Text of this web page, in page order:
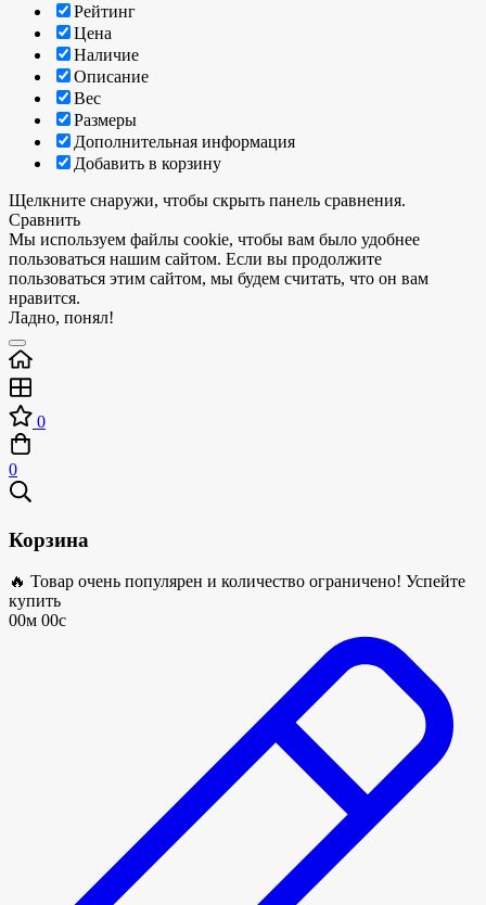
Рейтинг
Цена
Наличие
Описание
Вес
Размеры
Дополнительная информация
Добавить в корзину
Щелкните снаружи, чтобы скрыть панель сравнения.
Сравнить
Мы используем файлы cookie, чтобы вам было удобнее
пользоваться нашим сайтом. Если вы продолжите
пользоваться этим сайтом, мы будем считать, что он вам
нравится.
Ладно, понял!
0
0
Корзина
🔥 Товар очень популярен и количество ограничено! Успейте
купить
00м 00с